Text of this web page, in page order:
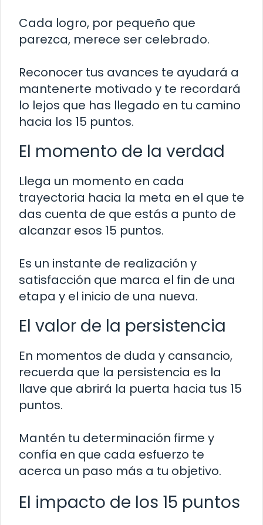
Cada logro, por pequeño que
parezca, merece ser celebrado.
Reconocer tus avances te ayudará a
mantenerte motivado y te recordará
lo lejos que has llegado en tu camino
hacia los 15 puntos.
El momento de la verdad
Llega un momento en cada
trayectoria hacia la meta en el que te
das cuenta de que estás a punto de
alcanzar esos 15 puntos.
Es un instante de realización y
satisfacción que marca el fin de una
etapa y el inicio de una nueva.
El valor de la persistencia
En momentos de duda y cansancio,
recuerda que la persistencia es la
llave que abrirá la puerta hacia tus 15
puntos.
Mantén tu determinación firme y
confía en que cada esfuerzo te
acerca un paso más a tu objetivo.
El impacto de los 15 puntos